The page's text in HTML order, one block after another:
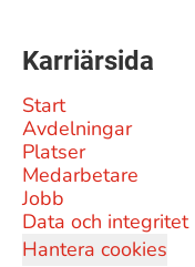
Karriärsida
Start
Avdelningar
Platser
Medarbetare
Jobb
Data och integritet
Hantera cookies